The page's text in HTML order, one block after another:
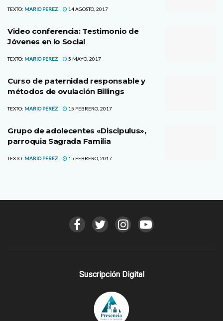
TEXTO: MARIO PEREZ 14 AGOSTO, 2017
Video conferencia: Testimonio de
Jóvenes en lo Social
TEXTO: MARIO PEREZ 5 MAYO, 2017
Curso de paternidad responsable y
métodos de ovulación Billings
TEXTO: MARIO PEREZ 15 FEBRERO, 2017
Grupo de adolecentes «Discipulus»,
parroquia Sagrada Familia
TEXTO: MARIO PEREZ 15 FEBRERO, 2017
Suscripción Digital